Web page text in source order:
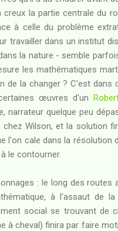
la partie centrale du
à celle du problème
travailler dans un institut
la nature - semble
les mathématiques
de la changer ? C'est dans
œuvres d'un
quelque peu
Wilson, et la solution
l'on cale dans la résolution
le contourner.
: le long des routes
à l'assaut de
social se trouvant de
à cheval) finira par faire